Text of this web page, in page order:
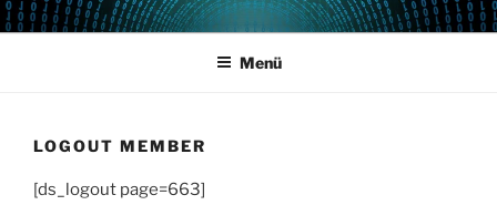
Zum
InhaltPOWERCAMPUS 01
Home of the LPAR-Tool
Menü
LOGOUT MEMBER
[ds_logout page=663]